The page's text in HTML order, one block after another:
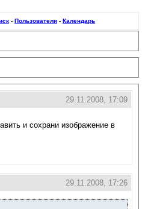
- Пользователи - Календарь
29.11.2008, 17:09
и сохрани изображение в
29.11.2008, 17:26